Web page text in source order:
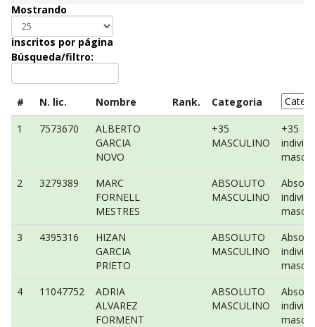
Mostrando
inscritos por página
Búsqueda/filtro:
# N. lic. Nombre Rank.
Categoria
1
7573670
ALBERTO
GARCIA
NOVO
+35
MASCULINO
+35
2
3279389
MARC
FORNELL
MESTRES
ABSOLUTO
MASCULINO
3
4395316
HIZAN
GARCIA
PRIETO
ABSOLUTO
MASCULINO
4
11047752
ADRIA
ALVAREZ
FORMENT
ABSOLUTO
MASCULINO